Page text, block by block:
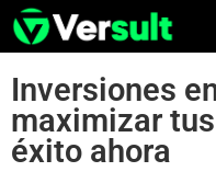
Inversiones
maximizar
éxito ahora